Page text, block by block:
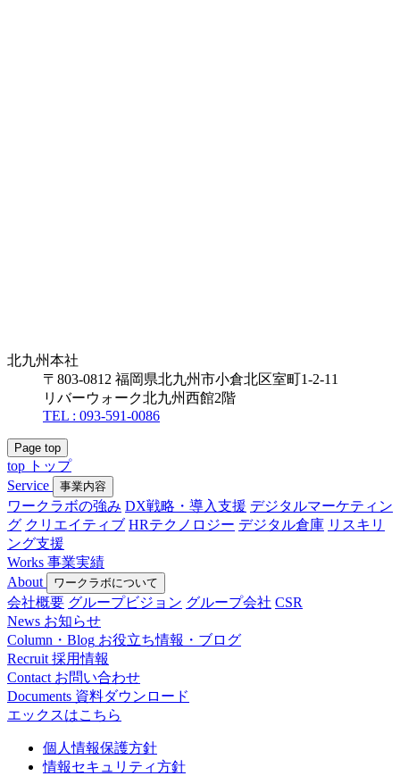
北九州本社
〒803-0812 福岡県北九州市小倉北区室町1-2-11
リバーウォーク北九州西館2階
TEL : 093-591-0086
Page top
top トップ
Service
事業内容
ワークラボの強み DX戦略・導入支援 デジタルマーケティン
グ クリエイティブ HRテクノロジー デジタル倉庫 リスキリ
ング支援
Works 事業実績
About
ワークラボについて
会社概要 グループビジョン グループ会社 CSR
News お知らせ
Column・Blog お役立ち情報・ブログ
Recruit 採用情報
Contact お問い合わせ
Documents 資料ダウンロード
エックスはこちら
個人情報保護方針
情報セキュリティ方針